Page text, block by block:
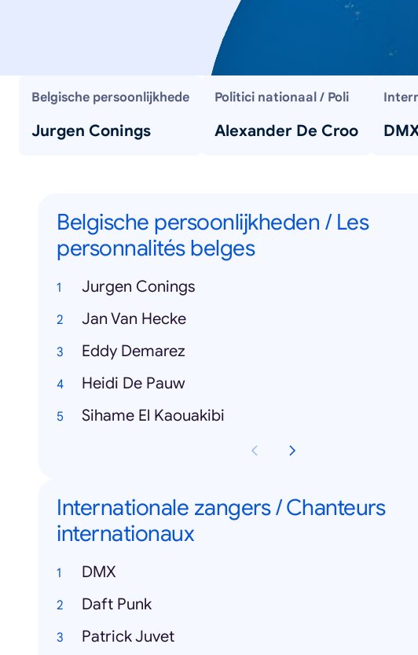
Belgische persoonlijkhede
Jurgen Conings
Politici nationaal / Poli
Alexander De Croo
Belgische persoonlijkheden / Les
personnalités belges
Jurgen Conings
Jan Van Hecke
Eddy Demarez
Heidi De Pauw
Sihame El Kaouakibi
Internationale zangers / Chanteurs
internationaux
DMX
Daft Punk
Patrick Juvet